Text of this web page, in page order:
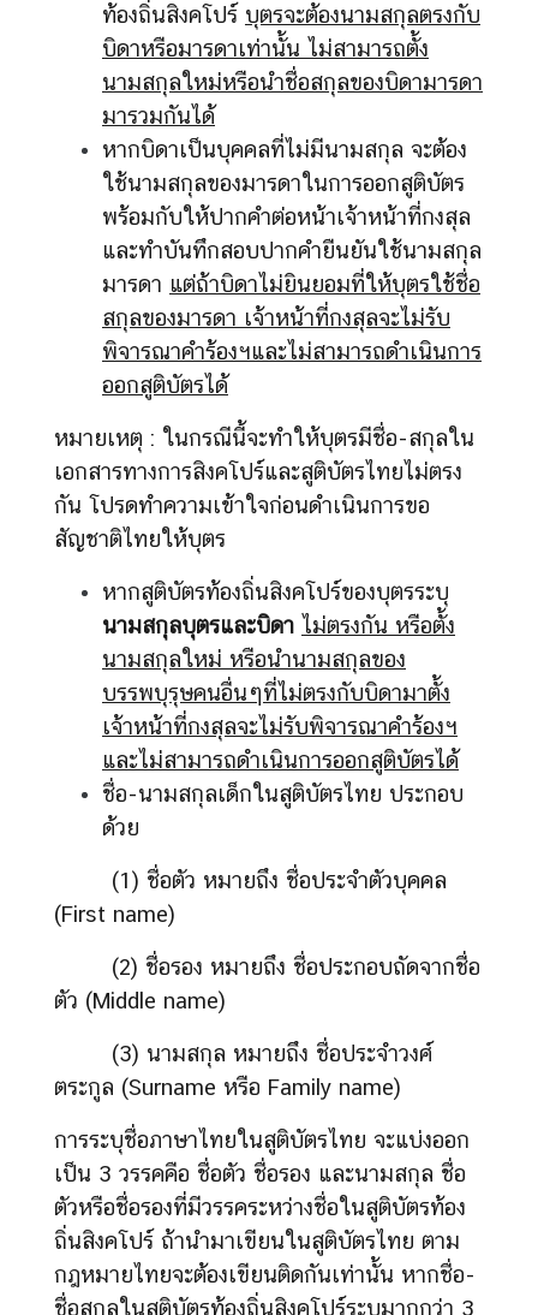
ท้องถิ่นสิงคโปร์ บุตรจะต้องนามสกุลตรงกับ
บิดาหรือมารดาเท่านั้น ไม่สามารถตั้ง
นามสกุลใหม่หรือนำชื่อสกุลของบิดามารดา
มารวมกันได้
หากบิดาเป็นบุคคลที่ไม่มีนามสกุล จะต้อง
ใช้นามสกุลของมารดาในการออกสูติบัตร
พร้อมกับให้ปากคำต่อหน้าเจ้าหน้าที่กงสุล
และทำบันทึกสอบปากคำยืนยันใช้นามสกุล
มารดา แต่ถ้าบิดาไม่ยินยอมที่ให้บุตรใช้ชื่อ
สกุลของมารดา เจ้าหน้าที่กงสุลจะไม่รับ
พิจารณาคำร้องฯและไม่สามารถดำเนินการ
ออกสูติบัตรได้
หมายเหตุ : ในกรณีนี้จะทำให้บุตรมีชื่อ-สกุลใน
เอกสารทางการสิงคโปร์และสูติบัตรไทยไม่ตรง
กัน โปรดทำความเข้าใจก่อนดำเนินการขอ
สัญชาติไทยให้บุตร
หากสูติบัตรท้องถิ่นสิงคโปร์ของบุตรระบุ
นามสกุลบุตรและบิดา ไม่ตรงกัน หรือตั้ง
นามสกุลใหม่ หรือนำนามสกุลของ
บรรพบุรุษคนอื่นๆที่ไม่ตรงกับบิดามาตั้ง
เจ้าหน้าที่กงสุลจะไม่รับพิจารณาคำร้องฯ
และไม่สามารถดำเนินการออกสูติบัตรได้
ชื่อ-นามสกุลเด็กในสูติบัตรไทย ประกอบ
ด้วย
(1) ชื่อตัว หมายถึง ชื่อประจำตัวบุคคล
(First name)
(2) ชื่อรอง หมายถึง ชื่อประกอบถัดจากชื่อ
ตัว (Middle name)
(3) นามสกุล หมายถึง ชื่อประจำวงศ์
ตระกูล (Surname หรือ Family name)
การระบุชื่อภาษาไทยในสูติบัตรไทย จะแบ่งออก
เป็น 3 วรรคคือ ชื่อตัว ชื่อรอง และนามสกุล ชื่อ
ตัวหรือชื่อรองที่มีวรรคระหว่างชื่อในสูติบัตรท้อง
ถิ่นสิงคโปร์ ถ้านำมาเขียนในสูติบัตรไทย ตาม
กฎหมายไทยจะต้องเขียนติดกันเท่านั้น หากชื่อ-
ชื่อสกุลในสูติบัตรท้องถิ่นสิงคโปร์ระบุมากกว่า 3